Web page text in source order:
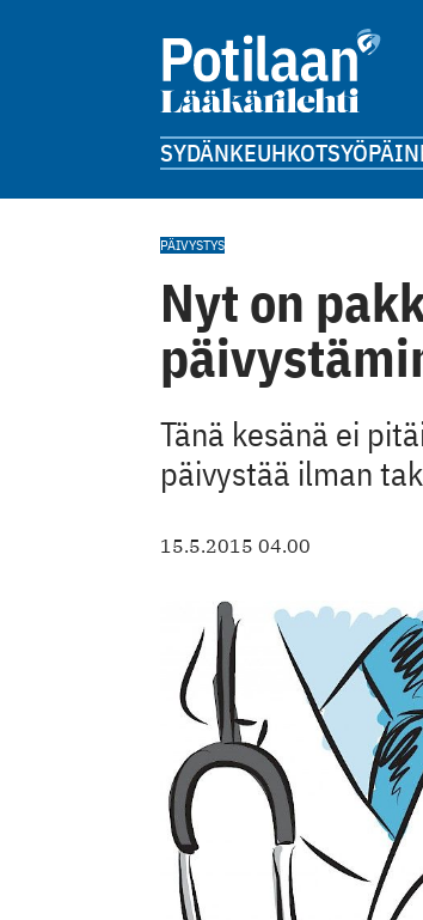
SYDÄNKEUHKOTSYÖPÄ
PÄIVYSTYS
Nyt on
Tänä kesänä ei
päivystää ilman
15.5.2015 04.00